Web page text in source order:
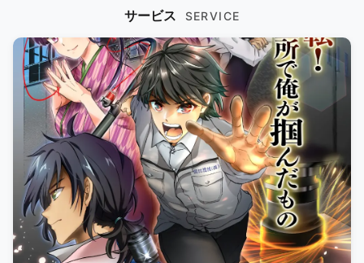
サービス SERVICE